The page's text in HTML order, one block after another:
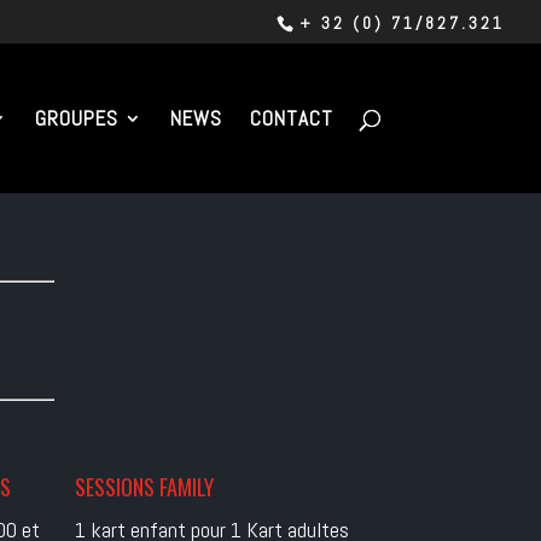
+ 32 (0) 71/827.321
GROUPES NEWS CONTACT
et
SESSIONS FAMILY
1 kart enfant pour 1 Kart adultes